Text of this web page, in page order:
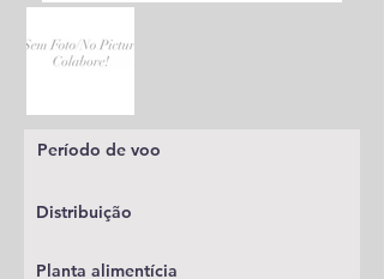
Período de voo
Distribuição
Planta alimentícia